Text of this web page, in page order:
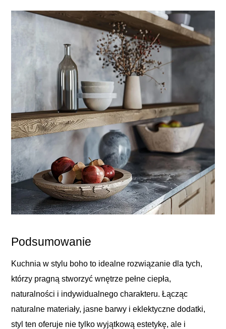
Podsumowanie
Kuchnia w stylu boho to idealne rozwiązanie dla tych,
którzy pragną stworzyć wnętrze pełne ciepła,
naturalności i indywidualnego charakteru. Łącząc
naturalne materiały, jasne barwy i eklektyczne dodatki,
styl ten oferuje nie tylko wyjątkową estetykę, ale i